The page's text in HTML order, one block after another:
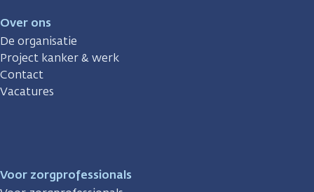
Over ons
De organisatie
Project kanker & werk
Contact
Vacatures
Voor zorgprofessionals